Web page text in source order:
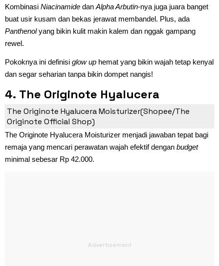
Kombinasi Niacinamide dan Alpha Arbutin-nya juga juara banget
buat usir kusam dan bekas jerawat membandel. Plus, ada
Panthenolyang bikin kulit makin kalem dan nggak gampang
rewel.
Pokoknya ini definisi glow up hemat yang bikin wajah tetap kenyal
dan segar seharian tanpa bikin dompet nangis!
4. The Originote Hyalucera
Moisturizer
The Originote Hyalucera Moisturizer(Shopee/The
Originote Official Shop)
The Originote Hyalucera Moisturizer menjadi jawaban tepat bagi
remaja yang mencari perawatan wajah efektif dengan budget
minimal sebesar Rp 42.000.